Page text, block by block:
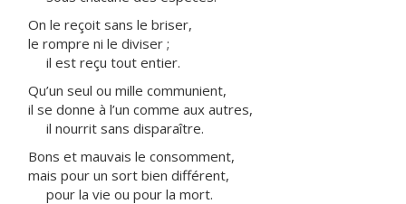
On le reçoit sans le briser,
le rompre ni le diviser ;
il est reçu tout entier.
Qu’un seul ou mille communient,
il se donne à l’un comme aux autres,
il nourrit sans disparaître.
Bons et mauvais le consomment,
mais pour un sort bien différent,
pour la vie ou pour la mort.